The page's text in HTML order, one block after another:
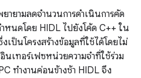
ายามลดจำนวนการดำเนินการคัด
หนดโดย HIDL ไปยังโค้ด C++ ใน
เป็นโครงสร้างข้อมูลที่ใช้ได้โดยไม่
เทอร์เฟซหน่วยความจำที่ใช้ร่วม
ทำงานค่อนข้างช้า HIDL จึง